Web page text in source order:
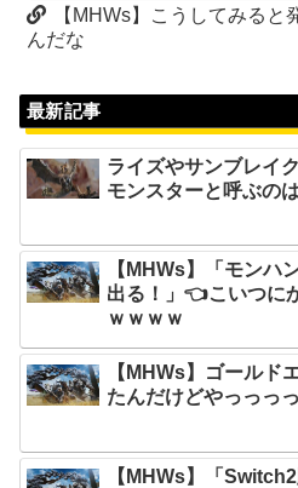
【MHWs】こうしてみると
んだな
最新記事
ライズやサンブレイ
モンスターと呼ぶの
【MHWs】「モンハ
出る！」👈こいつに
ｗｗｗｗ
【MHWs】ゴールド
たんだけどやっっっ
【MHWs】「